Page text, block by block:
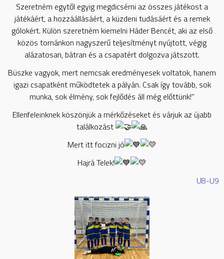
Szeretném egytől egyig megdicsérni az összes játékost a
játékáért, a hozzáállásáért, a küzdeni tudásáért és a remek
gólokért. Külön szeretném kiemelni Háder Bencét, aki az első
közös tornánkon nagyszerű teljesítményt nyújtott, végig
alázatosan, bátran és a csapatért dolgozva játszott.
Büszke vagyok, mert nemcsak eredményesek voltatok, hanem
igazi csapatként működtetek a pályán. Csak így tovább, sok
munka, sok élmény, sok fejlődés áll még előttünk!”
Ellenfeleinknek köszönjük a mérkőzéseket és várjuk az újabb
találkozást
Mert itt focizni jó
Hajrá Telek!
U8-U9